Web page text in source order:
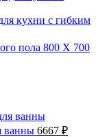
кухни с гибким
пола 800 X 700
ванны 6667 ₽